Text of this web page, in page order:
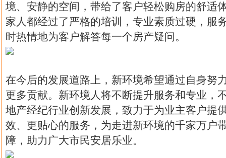
境、安静的空间，带给了客户轻松购房的舒适
家人都经过了严格的培训，专业素质过硬，服
时热情地为客户解答每一个房产疑问。
在今后的发展道路上，新环境希望通过自身努
更多贡献。新环境人将不断提升服务和专业，
地产经纪行业创新发展，致力于为业主客户提
效、更贴心的服务，为走进新环境的千家万户
障，助力广大市民安居乐业。